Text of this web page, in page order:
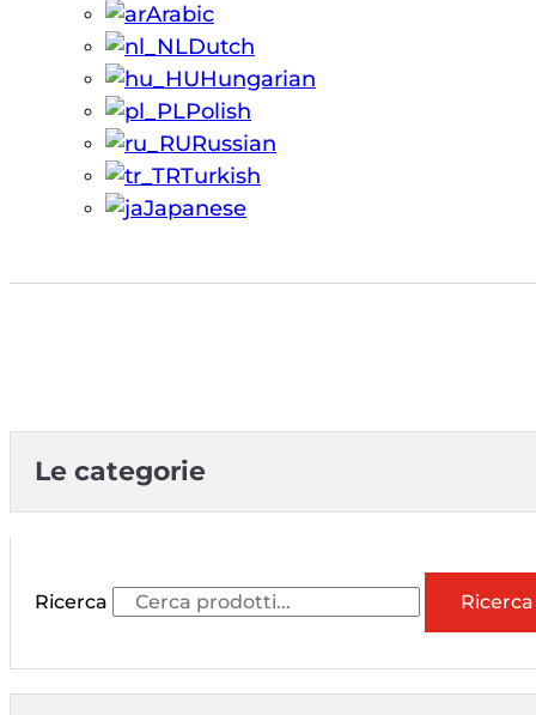
Arabic
Dutch
Hungarian
Polish
Russian
Turkish
Japanese
Le categorie
Ricerca Ricerca